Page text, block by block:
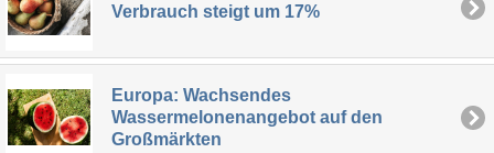
Verbrauch steigt um 17%
Europa: Wachsendes
Wassermelonenangebot auf den
Großmärkten